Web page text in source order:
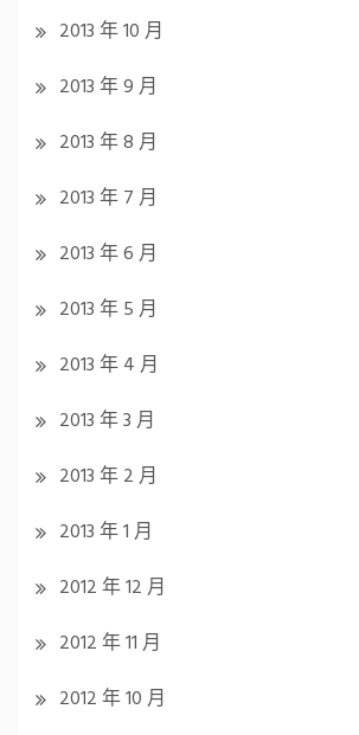
2013 年 10 月
2013 年 9 月
2013 年 8 月
2013 年 7 月
2013 年 6 月
2013 年 5 月
2013 年 4 月
2013 年 3 月
2013 年 2 月
2013 年 1 月
2012 年 12 月
2012 年 11 月
2012 年 10 月